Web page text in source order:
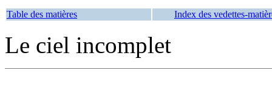
Table des matières Index des vedettes-
Le ciel incomplet